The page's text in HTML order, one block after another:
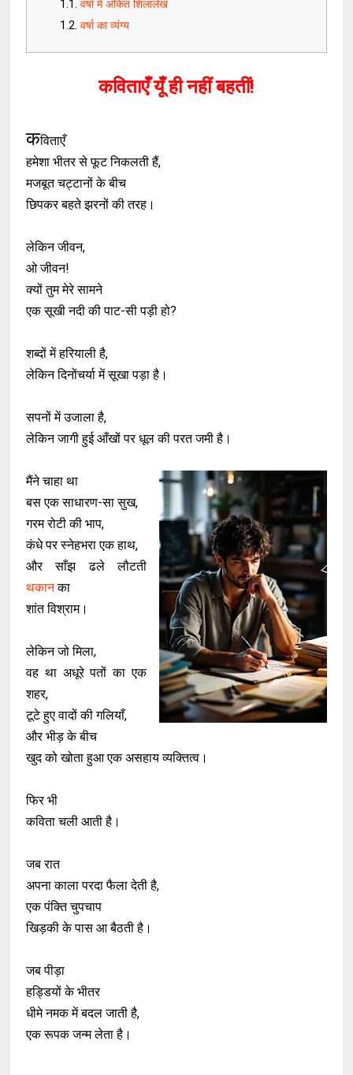
वर्षा में अंकित शिलालेख
वर्षा का व्यंग्य
कविताएँ यूँ ही नहीं बहतीं!
कविताएँ
हमेशा भीतर से फूट निकलती हैं,
मजबूत चट्टानों के बीच
छिपकर बहते झरनों की तरह।
लेकिन जीवन,
ओ जीवन!
क्यों तुम मेरे सामने
एक सूखी नदी की पाट-सी पड़ी हो?
शब्दों में हरियाली है,
लेकिन दिनोंचर्या में सूखा पड़ा है।
सपनों में उजाला है,
लेकिन जागी हुई आँखों पर धूल की परत जमी है।
मैंने चाहा था
बस एक साधारण-सा सुख,
गरम रोटी की भाप,
कंधे पर स्नेहभरा एक हाथ,
और साँझ ढले लौटती
थकानका
शांत विश्राम।
लेकिन जो मिला,
वह था अधूरे पतों का एक
शहर,
टूटे हुए वादों की गलियाँ,
और भीड़ के बीच
खुद को खोता हुआ एक असहाय व्यक्तित्व।
फिर भी
कविता चली आती है।
जब रात
अपना काला परदा फैला देती है,
एक पंक्ति चुपचाप
खिड़की के पास आ बैठती है।
जब पीड़ा
हड्डियों के भीतर
धीमे नमक में बदल जाती है,
एक रूपक जन्म लेता है।